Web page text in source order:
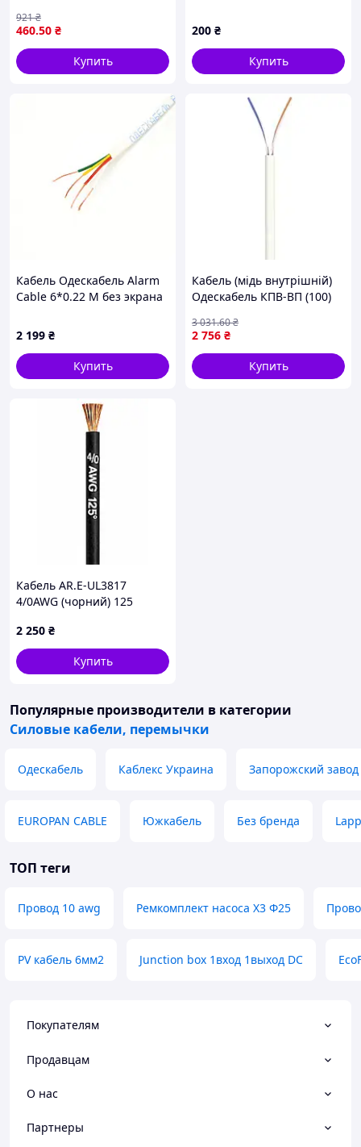
надежное соединение и
стабильная работа
460.50 ₴
921₴
Купить
крокодилами MDR
200 ₴
Купить
Кабель Одескабель Alarm
Cable 6*0.22 М без экрана
2 199 ₴
Купить
Кабель (мідь внутрішній)
Одескабель КПВ-ВП (100)
[n-99-0]
2 756 ₴
3 031.60₴
Купить
Кабель AR.E-UL3817
4/0AWG (чорний) 125
термостійкий ізоляція-
шитий поліетілен
2 250 ₴
Купить
Популярные производители в категории
Силовые кабели, перемычки
Одескабель Каблекс Украина Запорожский
EUROPAN CABLE Южкабель Без бренда
ТОП теги
Провод 10 awg Ремкомплект насоса Х3 Ф25
PV кабель 6мм2 Junction box 1вход 1выход DC
Покупателям
Продавцам
О нас
Партнеры